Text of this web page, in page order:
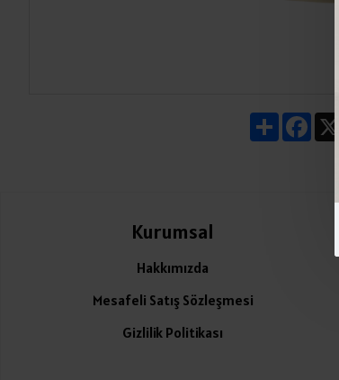
Share
Kurumsal
Hakkımızda
Mesafeli Satış Sözleşmesi
Gizlilik Politikası